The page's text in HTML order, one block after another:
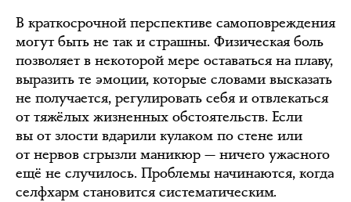
В краткосрочной перспективе самоповреждения
могут быть не так и страшны. Физическая боль
позволяет в некоторой мере оставаться на плаву,
выразить те эмоции, которые словами высказать
не получается, регулировать себя и отвлекаться
от тяжёлых жизненных обстоятельств. Если
вы от злости вдарили кулаком по стене или
от нервов сгрызли маникюр — ничего ужасного
ещё не случилось. Проблемы начинаются, когда
селфхарм становится систематическим.